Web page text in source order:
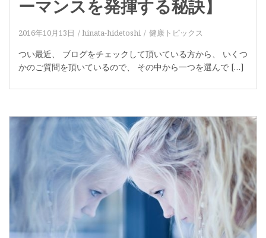
ーマンスを発揮する秘訣】
2016年10月13日 hinata-hidetoshi 健康トピックス
つい最近、 ブログをチェックして頂いている方から、 いくつ
かのご質問を頂いているので、 その中から一つを選んで […]